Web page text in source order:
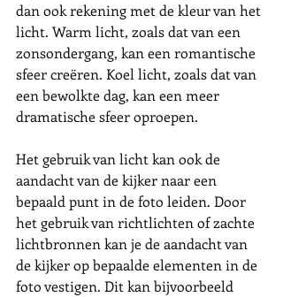
dan ook rekening met de kleur van het
licht. Warm licht, zoals dat van een
zonsondergang, kan een romantische
sfeer creëren. Koel licht, zoals dat van
een bewolkte dag, kan een meer
dramatische sfeer oproepen.
Het gebruik van licht kan ook de
aandacht van de kijker naar een
bepaald punt in de foto leiden. Door
het gebruik van richtlichten of zachte
lichtbronnen kan je de aandacht van
de kijker op bepaalde elementen in de
foto vestigen. Dit kan bijvoorbeeld